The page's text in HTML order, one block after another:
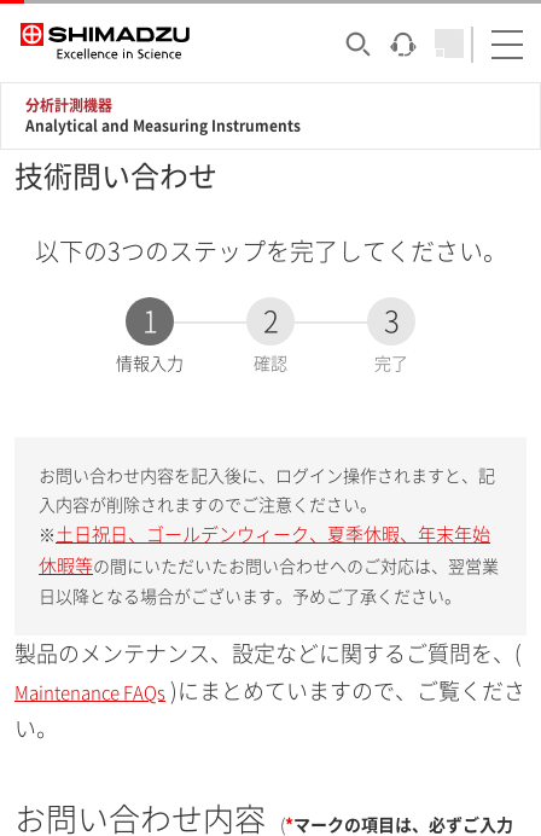
分析計測機器
Analytical and Measuring Instruments
技術問い合わせ
以下の3つのステップを完了してください。
1
現
情報入力
2
確認
3
完了
お問い合わせ内容を記入後に、ログイン操作されますと、記
入内容が削除されますのでご注意ください。
※ 土日祝日、ゴールデンウィーク、夏季休暇、年末年始
休暇等の間にいただいたお問い合わせへのご対応は、翌営業
日以降となる場合がございます。予めご了承ください。
製品のメンテナンス、設定などに関するご質問を、(
Maintenance FAQs )にまとめていますので、ご覧くださ
い。
お問い合わせ内容 (*マークの項目は、必ずご入力